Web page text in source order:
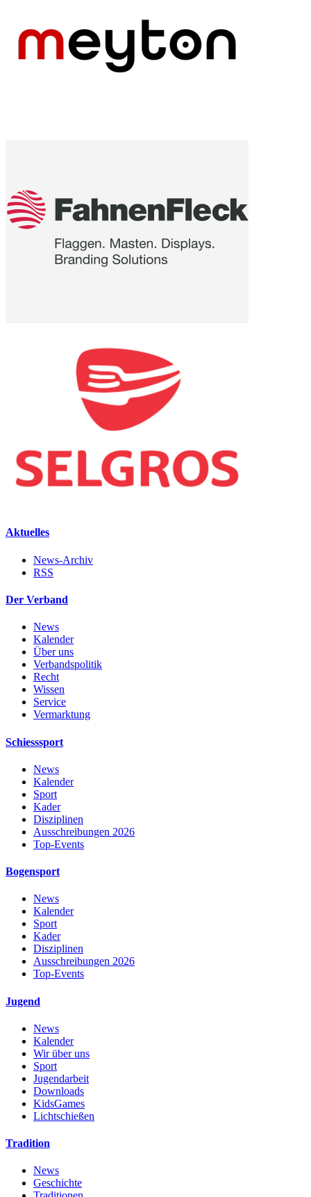
Aktuelles
News-Archiv
RSS
Der Verband
News
Kalender
Über uns
Verbandspolitik
Recht
Wissen
Service
Vermarktung
Schiesssport
News
Kalender
Sport
Kader
Disziplinen
Ausschreibungen 2026
Top-Events
Bogensport
News
Kalender
Sport
Kader
Disziplinen
Ausschreibungen 2026
Top-Events
Jugend
News
Kalender
Wir über uns
Sport
Jugendarbeit
Downloads
KidsGames
Lichtschießen
Tradition
News
Geschichte